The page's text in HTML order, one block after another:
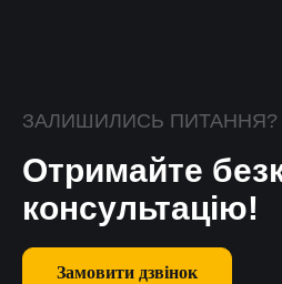
ЗАЛИШИЛИСЬ ПИТАННЯ?
Отримайте
консультацію!
Замовити дзвінок